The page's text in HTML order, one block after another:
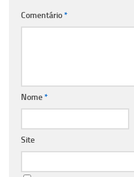
Comentário*
Nome*
Site